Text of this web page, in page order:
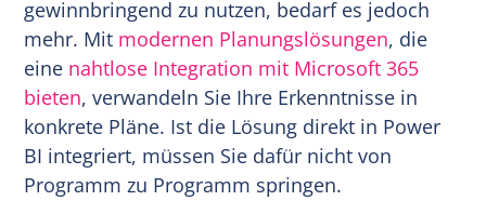
gewinnbringend zu nutzen, bedarf es jedoch
mehr. Mit modernen Planungslösungen, die
eine nahtlose Integration mit Microsoft 365
bieten, verwandeln Sie Ihre Erkenntnisse in
konkrete Pläne. Ist die Lösung direkt in Power
BI integriert, müssen Sie dafür nicht von
Programm zu Programm springen.